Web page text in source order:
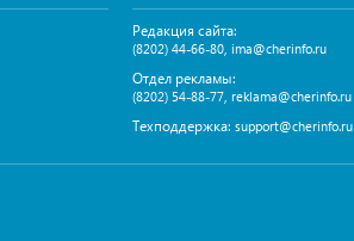
Редакция сайта:
(8202) 44-66-80, ima@cherinfo.ru
Отдел рекламы:
(8202) 54-88-77, reklama@cherinfo.ru
Техподдержка: support@cherinfo.ru